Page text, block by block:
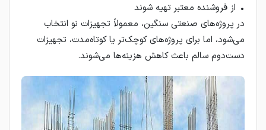
• از فروشنده معتبر تهیه شوند
در پروژه‌های صنعتی سنگین، معمولاً تجهیزات نو انتخاب
می‌شود، اما برای پروژه‌های کوچک‌تر یا کوتاه‌مدت، تجهیزات
دست‌دوم سالم باعث کاهش هزینه‌ها می‌شوند.